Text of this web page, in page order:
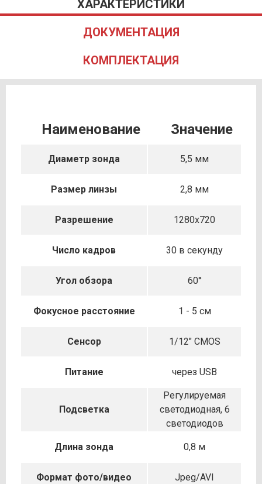
ХАРАКТЕРИСТИКИ
ДОКУМЕНТАЦИЯ
КОМПЛЕКТАЦИЯ
Наименование Значение
Диаметр зонда 5,5 мм
Размер линзы 2,8 мм
Разрешение 1280х720
Число кадров 30 в секунду
Угол обзора 60°
Фокусное расстояние 1 - 5 cм
Сенсор 1/12" CMOS
Питание через USB
Подсветка
Регулируемая
светодиодная, 6
светодиодов
Длина зонда 0,8 м
Формат фото/видео Jpeg/AVI